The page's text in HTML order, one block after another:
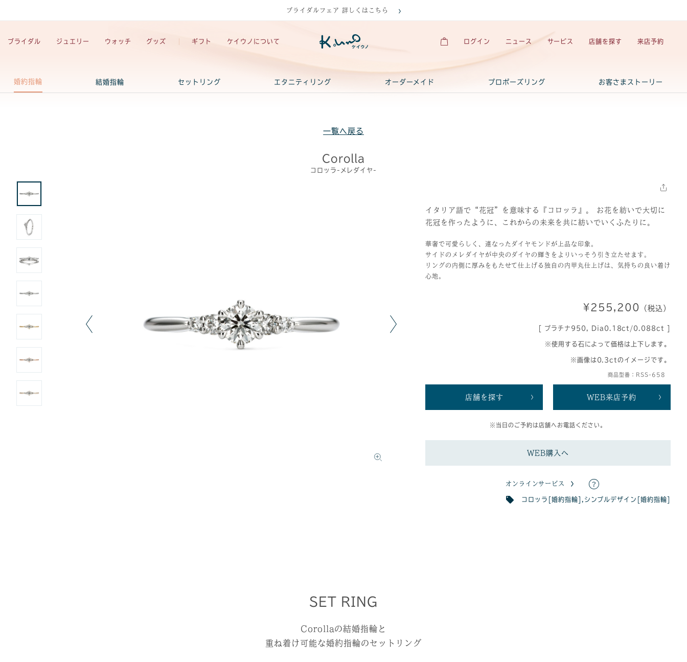
ブライダルフェア 詳しくはこちら
ブライダル ジュエリー ウォッチ グッズ ギフト ケイウノについて ログイン ニュース サービス 店舗を探す 来店予約
婚約指輪 結婚指輪 セットリング エタニティリング オーダーメイド プロポーズリング お客さまストーリー
一覧へ戻る
Corolla
コロッラ-メレダイヤ-
イタリア語で“花冠”を意味する『コロッラ』。 お花を紡いで大切に
花冠を作ったように、これからの未来を共に紡いでいくふたりに。
華奢で可愛らしく、連なったダイヤモンドが上品な印象。
サイドのメレダイヤが中央のダイヤの輝きをよりいっそう引き立たせます。
リングの内側に厚みをもたせて仕上げる独自の内甲丸仕上げは、気持ちの良い着け
心地。
¥255,200 （税込）
[ プラチナ950, Dia0.18ct/0.088ct ]
※使用する石によって価格は上下します。
※画像は0.3ctのイメージです。
商品型番：RSS-658
店舗を探す WEB来店予約
※当日のご予約は店舗へお電話ください。
WEB購入へ
オンラインサービス
コロッラ[婚約指輪] シンプルデザイン[婚約指輪]
SET RING
Corollaの結婚指輪と
重ね着け可能な婚約指輪のセットリング